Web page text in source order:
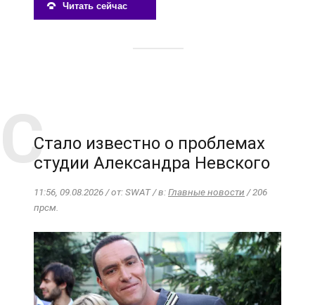
Читать сейчас
Стало известно о проблемах
студии Александра Невского
11:56, 09.08.2026 / от: SWAT / в:Главные новости / 206
прсм.